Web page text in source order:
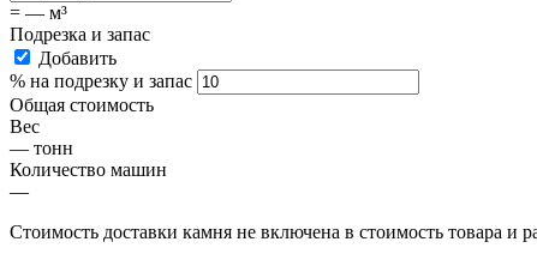
= — м³
Подрезка и запас
Добавить
% на подрезку и запас
Общая стоимость
Вес
— тонн
Количество машин
—
Стоимость доставки камня не включена в стоимость товара и